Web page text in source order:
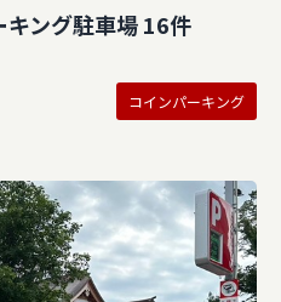
ング駐車場 16件
コインパーキング